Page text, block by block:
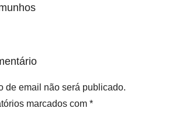
de email não será publicado.
marcados com *